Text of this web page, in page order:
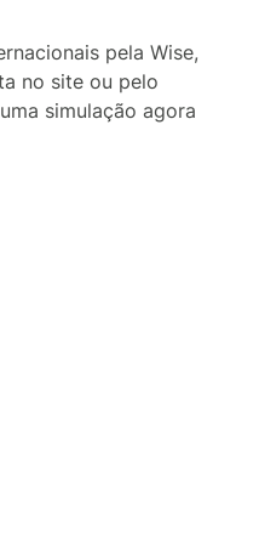
pela Wise,
no site ou pelo
simulação agora